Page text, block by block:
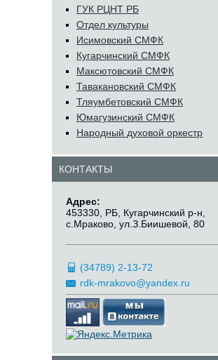
ГУК РЦНТ РБ
Отдел культуры
Исимовский СМФК
Кугарчинский СМФК
Максютовский СМФК
Тавакановский СМФК
Тляумбетовский СМФК
Юмагузинский СМФК
Народный духовой оркестр
КОНТАКТЫ
Адрес:
453330, РБ, Кугарчинский р-н,
с.Мраково, ул.З.Биишевой, 80
(34789) 2-13-72
rdk-mrakovo@yandex.ru